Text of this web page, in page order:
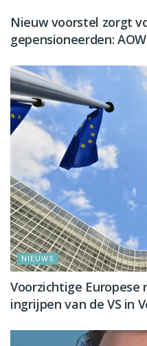
Nieuw voorstel zorgt
gepensioneerden:
NIEUWS
Voorzichtige
ingrijpen van de VS in